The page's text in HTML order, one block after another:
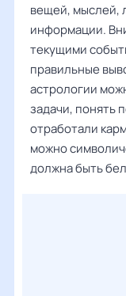
вещей, мыслей,
информации.
текущими
правильные
астрологии
задачи, понять
отработали
можно
должна быть